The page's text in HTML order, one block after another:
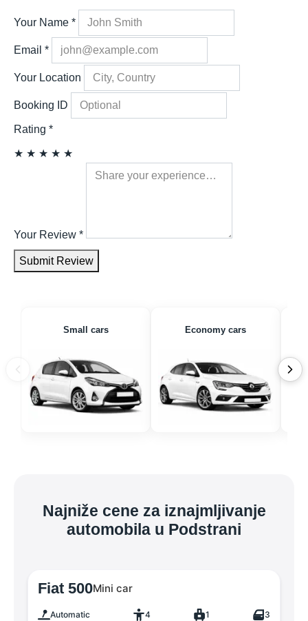
Your Name *
Email *
Your Location
Booking ID
Rating *
★ ★ ★ ★ ★
Your Review *
Submit Review
Small cars Economy cars
Najniže cene za iznajmljivanje
automobila u Podstrani
Fiat 500Mini car
Automatic 4 1 3